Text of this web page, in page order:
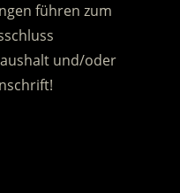
führen zum
und/oder